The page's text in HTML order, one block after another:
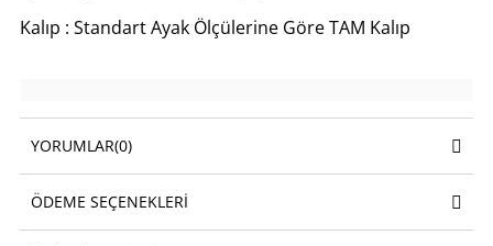
Kalıp : Standart Ayak Ölçülerine Göre TAM Kalıp
YORUMLAR(0)
ÖDEME SEÇENEKLERI